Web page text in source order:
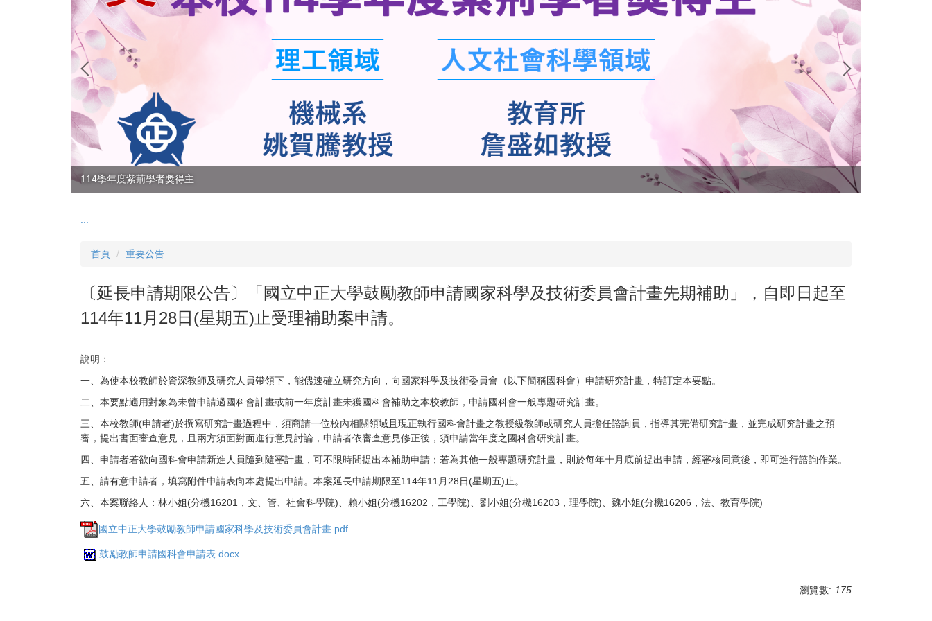
114學年度紫荊學者獎得主
:::
首頁 重要公告
〔延長申請期限公告〕「國立中正大學鼓勵教師申請國家科學及技術委員會計畫先期補助」，自即日起至
114年11月28日(星期五)止受理補助案申請。
說明：
一、為使本校教師於資深教師及研究人員帶領下，能儘速確立研究方向，向國家科學及技術委員會（以下簡稱國科會）申請研究計畫，特訂定本要點。
二、本要點適用對象為未曾申請過國科會計畫或前一年度計畫未獲國科會補助之本校教師，申請國科會一般專題研究計畫。
三、本校教師(申請者)於撰寫研究計畫過程中，須商請一位校內相關領域且現正執行國科會計畫之教授級教師或研究人員擔任諮詢員，指導其完備研究計畫，並完成研究計畫之預
審，提出書面審查意見，且兩方須面對面進行意見討論，申請者依審查意見修正後，須申請當年度之國科會研究計畫。
四、申請者若欲向國科會申請新進人員隨到隨審計畫，可不限時間提出本補助申請；若為其他一般專題研究計畫，則於每年十月底前提出申請，經審核同意後，即可進行諮詢作業。
五、請有意申請者，填寫附件申請表向本處提出申請。本案延長申請期限至114年11月28日(星期五)止。
六、本案聯絡人：林小姐(分機16201，文、管、社會科學院)、賴小姐(分機16202，工學院)、劉小姐(分機16203，理學院)、魏小姐(分機16206，法、教育學院)
國立中正大學鼓勵教師申請國家科學及技術委員會計畫.pdf
鼓勵教師申請國科會申請表.docx
瀏覽數: 175